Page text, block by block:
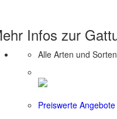
Infos zur
Alle Arten und
Preiswerte